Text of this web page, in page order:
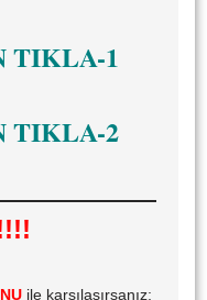
TIKLA-1
TIKLA-2
ile karşılaşırsanız;